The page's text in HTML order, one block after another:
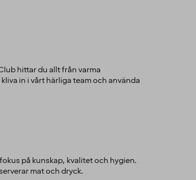
hittar du allt från varma
in i vårt härliga team och använda
på kunskap, kvalitet och hygien.
mat och dryck.